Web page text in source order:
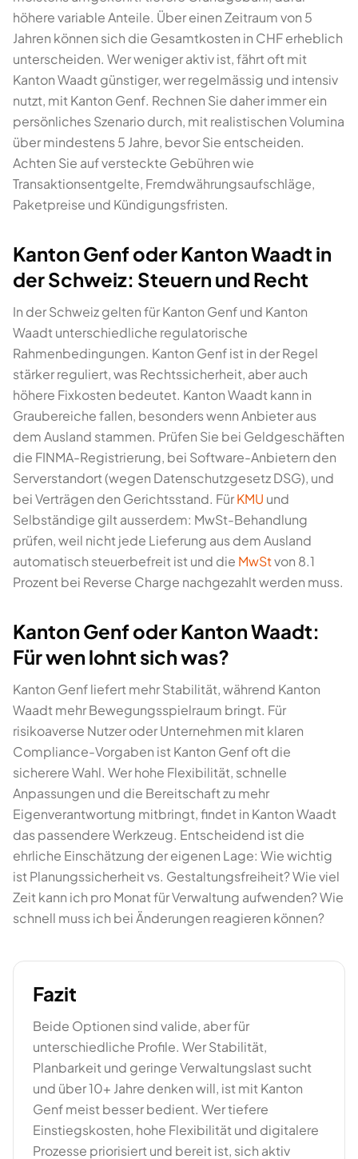
höhere variable Anteile. Über einen Zeitraum von 5
Jahren können sich die Gesamtkosten in CHF erheblich
unterscheiden. Wer weniger aktiv ist, fährt oft mit
Kanton Waadt günstiger, wer regelmässig und intensiv
nutzt, mit Kanton Genf. Rechnen Sie daher immer ein
persönliches Szenario durch, mit realistischen Volumina
über mindestens 5 Jahre, bevor Sie entscheiden.
Achten Sie auf versteckte Gebühren wie
Transaktionsentgelte, Fremdwährungsaufschläge,
Paketpreise und Kündigungsfristen.
Kanton Genf oder Kanton Waadt in
der Schweiz: Steuern und Recht
In der Schweiz gelten für Kanton Genf und Kanton
Waadt unterschiedliche regulatorische
Rahmenbedingungen. Kanton Genf ist in der Regel
stärker reguliert, was Rechtssicherheit, aber auch
höhere Fixkosten bedeutet. Kanton Waadt kann in
Graubereiche fallen, besonders wenn Anbieter aus
dem Ausland stammen. Prüfen Sie bei Geldgeschäften
die FINMA-Registrierung, bei Software-Anbietern den
Serverstandort (wegen Datenschutzgesetz DSG), und
bei Verträgen den Gerichtsstand. FürKMU und
Selbständige gilt ausserdem: MwSt-Behandlung
prüfen, weil nicht jede Lieferung aus dem Ausland
automatisch steuerbefreit ist und die MwStvon 8.1
Prozent bei Reverse Charge nachgezahlt werden muss.
Kanton Genf oder Kanton Waadt:
Für wen lohnt sich was?
Kanton Genf liefert mehr Stabilität, während Kanton
Waadt mehr Bewegungsspielraum bringt. Für
risikoaverse Nutzer oder Unternehmen mit klaren
Compliance-Vorgaben ist Kanton Genf oft die
sicherere Wahl. Wer hohe Flexibilität, schnelle
Anpassungen und die Bereitschaft zu mehr
Eigenverantwortung mitbringt, findet in Kanton Waadt
das passendere Werkzeug. Entscheidend ist die
ehrliche Einschätzung der eigenen Lage: Wie wichtig
ist Planungssicherheit vs. Gestaltungsfreiheit? Wie viel
Zeit kann ich pro Monat für Verwaltung aufwenden? Wie
schnell muss ich bei Änderungen reagieren können?
Fazit
Beide Optionen sind valide, aber für
unterschiedliche Profile. Wer Stabilität,
Planbarkeit und geringe Verwaltungslast sucht
und über 10+ Jahre denken will, ist mit Kanton
Genf meist besser bedient. Wer tiefere
Einstiegskosten, hohe Flexibilität und digitalere
Prozesse priorisiert und bereit ist, sich aktiv